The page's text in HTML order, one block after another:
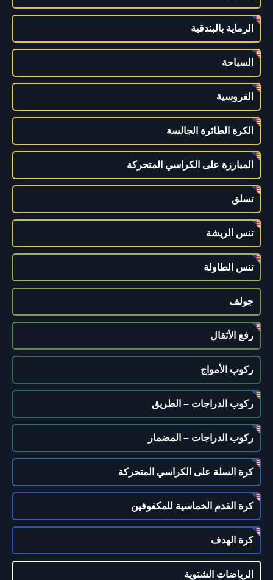
الرماية بالبندقية
السباحة
الفروسية
الكرة الطائرة الجالسة
المبارزة على الكراسي المتحركة
تسلق
تنس الريشة
تنس الطاولة
جولف
رفع الأثقال
ركوب الأمواج
ركوب الدراجات – الطريق
ركوب الدراجات – المضمار
كرة السلة على الكراسي المتحركة
كرة القدم الخماسية للمكفوفين
كرة الهدف
الرياضات الشتوية